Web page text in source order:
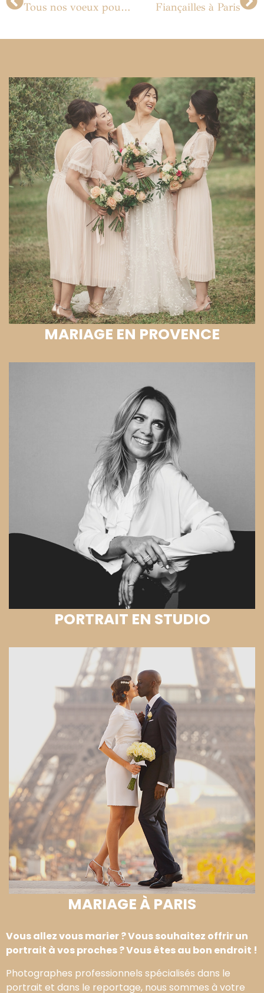
Tous nos voeux pour 2011 ! Fiançailles à Paris
MARIAGE EN PROVENCE
PORTRAIT EN STUDIO
MARIAGE À PARIS
Vous allez vous marier ? Vous souhaitez offrir un
portrait à vos proches ? Vous êtes au bon endroit !
Photographes professionnels spécialisés dans le
portrait et dans le reportage, nous sommes à votre